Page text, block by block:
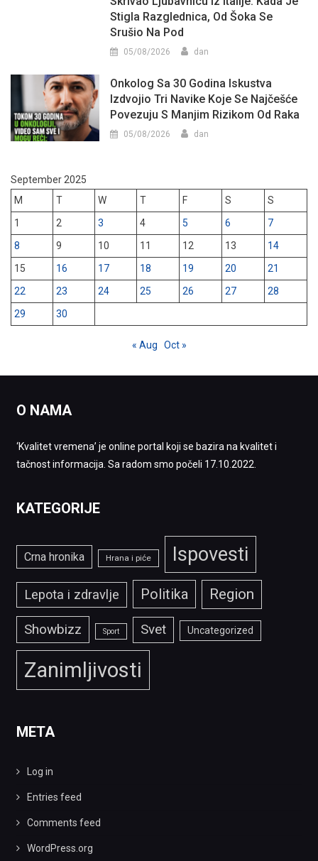
Stigla Razglednica, Od Šoka Se
Srušio Na Pod
05/08/2026 dan
Onkolog Sa 30 Godina Iskustva
Izdvojio Tri Navike Koje Se Najčešće
Povezuju S Manjim Rizikom Od Raka
05/08/2026 dan
September 2025
M
T W T F S
S
1
2 3 4 5 6
7
8
9 10 11 12 13
14
15
16 17 18 19 20
21
22
23 24 25 26 27
28
29
30
« Aug Oct »
O NAMA
‘Kvalitet vremena’ je online portal koji se bazira na kvalitet i
tačnost informacija. Sa radom smo počeli 17.10.2022.
KATEGORIJE
Crna hronika Hrana i piće Ispovesti
Lepota i zdravlje Politika Region
Showbizz Sport Svet Uncategorized
Zanimljivosti
META
Log in
Entries feed
Comments feed
WordPress.org